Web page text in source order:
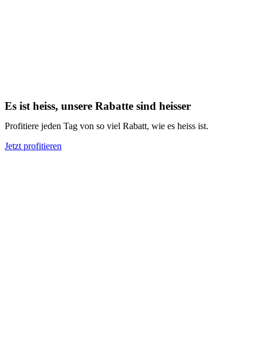
Es ist heiss, unsere Rabatte sind heisser
Profitiere jeden Tag von so viel Rabatt, wie es heiss ist.
Jetzt profitieren